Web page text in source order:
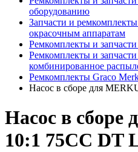
оборудованию
Запчасти и
окрасочным аппаратам
Ремкомплекты и
Ремкомплекты и
комбинированное
Ремкомплекты Graco
Насос в сборе для
Насос в сборе
10:1 75CC DT